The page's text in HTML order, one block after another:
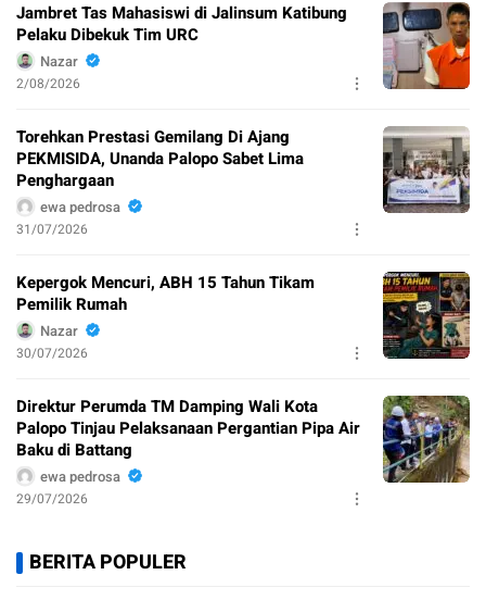
Jambret Tas Mahasiswi di Jalinsum Katibung
Pelaku Dibekuk Tim URC
Nazar
2/08/2026
Torehkan Prestasi Gemilang Di Ajang
PEKMISIDA, Unanda Palopo Sabet Lima
Penghargaan
ewa pedrosa
31/07/2026
Kepergok Mencuri, ABH 15 Tahun Tikam
Pemilik Rumah
Nazar
30/07/2026
Direktur Perumda TM Damping Wali Kota
Palopo Tinjau Pelaksanaan Pergantian Pipa Air
Baku di Battang
ewa pedrosa
29/07/2026
BERITA POPULER